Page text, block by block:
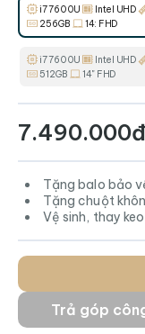
i7 7600U Intel UHD
256GB
14: FHD
i7 7600U Intel UHD
512GB
14" FHD
7.490.000đ
Tặng balo bảo
Tặng chuột
Vệ sinh, thay
Trả góp